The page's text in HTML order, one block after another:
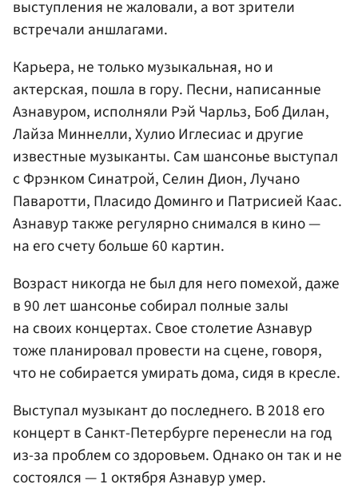
выступления не жаловали, а вот зрители
встречали аншлагами.
Карьера, не только музыкальная, но и
актерская, пошла в гору. Песни, написанные
Азнавуром, исполняли Рэй Чарльз, Боб Дилан,
Лайза Миннелли, Хулио Иглесиас и другие
известные музыканты. Сам шансонье выступал
с Фрэнком Синатрой, Селин Дион, Лучано
Паваротти, Пласидо Доминго и Патрисией Каас.
Азнавур также регулярно снимался в кино —
на его счету больше 60 картин.
Возраст никогда не был для него помехой, даже
в 90 лет шансонье собирал полные залы
на своих концертах. Свое столетие Азнавур
тоже планировал провести на сцене, говоря,
что не собирается умирать дома, сидя в кресле.
Выступал музыкант до последнего. В 2018 его
концерт в Санкт-Петербурге перенесли на год
из-за проблем со здоровьем. Однако он так и не
состоялся — 1 октября Азнавур умер.